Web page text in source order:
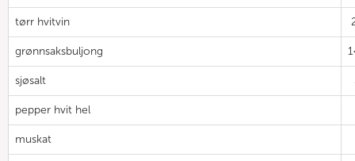
tørr hvitvin
grønnsaksbuljong
sjøsalt
pepper hvit hel
muskat